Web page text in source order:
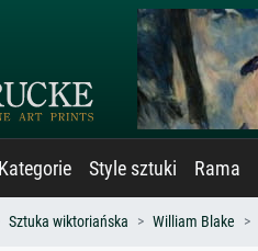
Kategorie Style sztuki Rama
Sztuka wiktoriańska William Blake